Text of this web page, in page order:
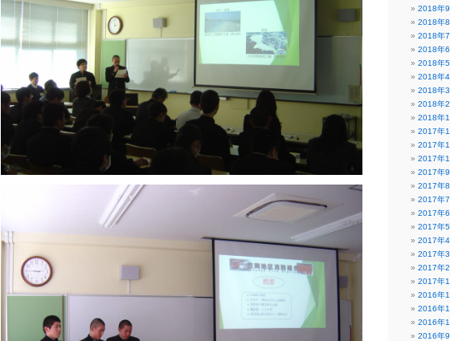
2018年9
2018年8
2018年7
2018年6
2018年5
2018年4
2018年3
2018年2
2018年1
2017年
2017年
2017年
2017年9
2017年8
2017年7
2017年6
2017年5
2017年4
2017年3
2017年2
2017年1
2016年
2016年
2016年
2016年9